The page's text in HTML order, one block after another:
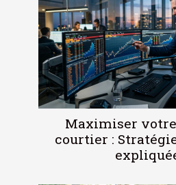
Maximiser
courtier :